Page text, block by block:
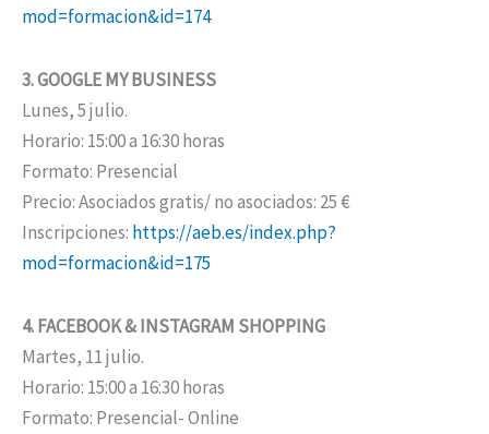
mod=formacion&id=174
3. GOOGLE MY BUSINESS
Lunes, 5 julio.
Horario: 15:00 a 16:30 horas
Formato: Presencial
Precio: Asociados gratis/ no asociados: 25 €
Inscripciones: https://aeb.es/index.php?
mod=formacion&id=175
4. FACEBOOK & INSTAGRAM SHOPPING
Martes, 11 julio.
Horario: 15:00 a 16:30 horas
Formato: Presencial- Online